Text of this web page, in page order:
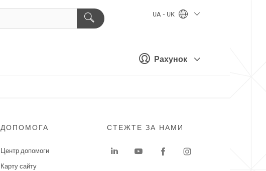
Рахунок
UA - UK
ДОПОМОГА
Центр допомоги
Карту сайту
СТЕЖТЕ ЗА НАМИ